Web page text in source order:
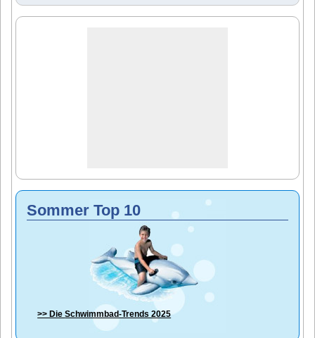
Sommer Top 10
>> DieSchwimmbad-Trends 2025